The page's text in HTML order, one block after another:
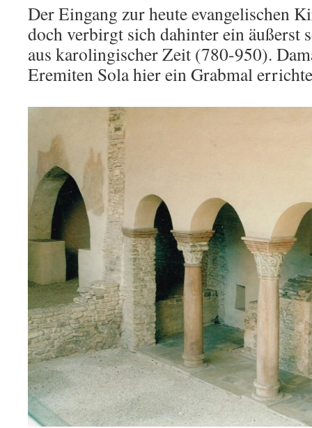
Der Eingang zur heute evangelischen
doch verbirgt sich dahinter ein äußerst
aus karolingischer Zeit (780-950).
Eremiten Sola hier ein Grabmal